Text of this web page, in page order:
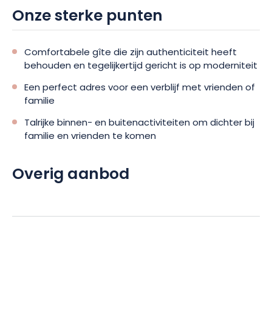
voordat u zich ontspant in de slaapkamers. Op de eerste
verdieping vindt u ook een kinderspeelruimte met
Onze sterke punten
Comfortabele gîte die zijn authenticiteit heeft
behouden en tegelijkertijd gericht is op moderniteit
Een perfect adres voor een verblijf met vrienden of
familie
Talrijke binnen- en buitenactiviteiten om dichter bij
familie en vrienden te komen
Overig aanbod